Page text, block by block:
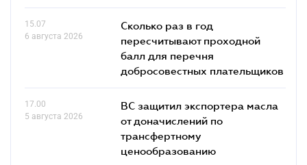
15.07
6 августа 2026
Сколько раз в год
пересчитывают проходной
балл для перечня
добросовестных плательщиков
17.00
5 августа 2026
ВС защитил экспортера масла
от доначислений по
трансфертному
ценообразованию